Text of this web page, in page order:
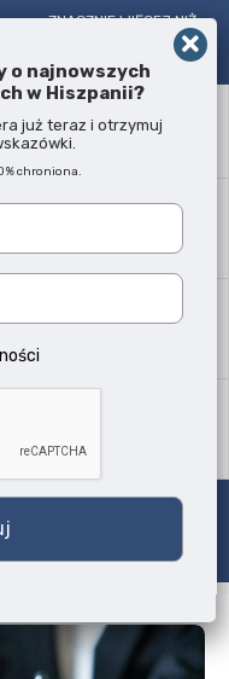
ZNACZNIE WIĘCEJ NIŻ
AGENT NIERUCHOMOŚCI!
Szukaj
o najnowszych
w Hiszpanii?
już teraz i otrzymuj
chroniona.